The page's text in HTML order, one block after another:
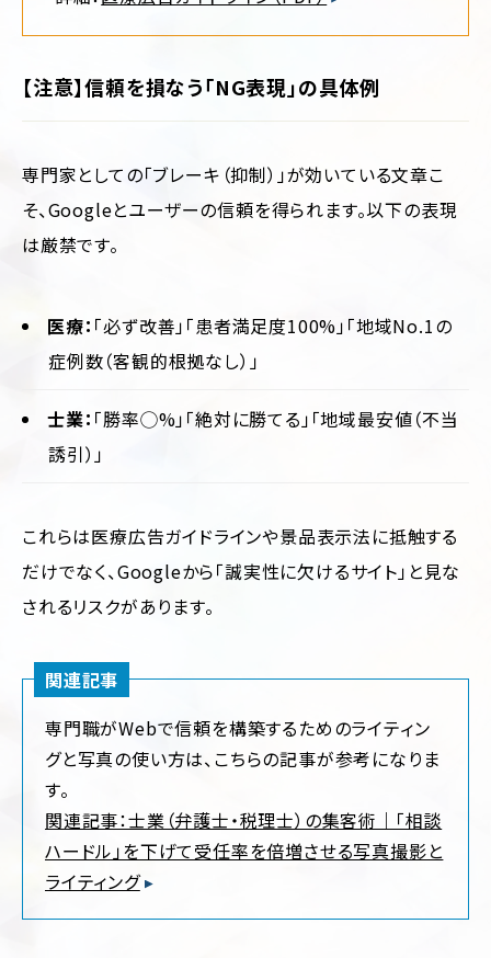
【注意】信頼を損なう「NG表現」の具体例
専門家としての「ブレーキ（抑制）」が効いている文章こ
そ、Googleとユーザーの信頼を得られます。以下の表現
は厳禁です。
医療： 「必ず改善」「患者満足度100%」「地域No.1の
症例数（客観的根拠なし）」
士業： 「勝率◯%」「絶対に勝てる」「地域最安値（不当
誘引）」
これらは医療広告ガイドラインや景品表示法に抵触する
だけでなく、Googleから「誠実性に欠けるサイト」と見な
されるリスクがあります。
関連記事
専門職がWebで信頼を構築するためのライティン
グと写真の使い方は、こちらの記事が参考になりま
す。
関連記事：士業（弁護士・税理士）の集客術｜「相談
ハードル」を下げて受任率を倍増させる写真撮影と
ライティング